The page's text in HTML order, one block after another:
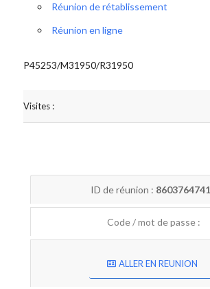
Réunion de rétablissement
Réunion en ligne
P45253/M31950/R31950
Visites :
ID de réunion :
Code / mot de passe :
ALLER EN REUNION